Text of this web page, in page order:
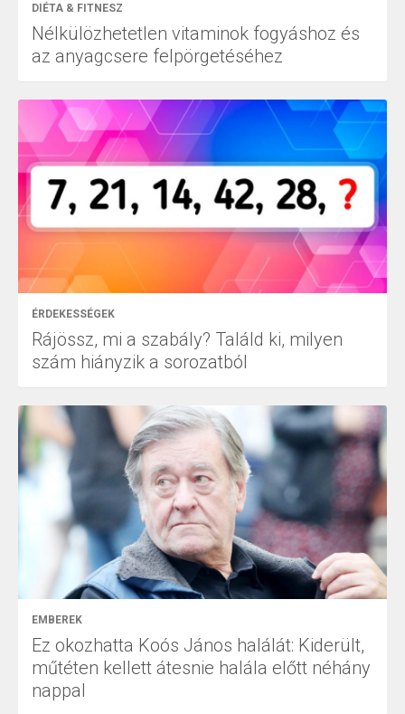
DIÉTA & FITNESZ
Nélkülözhetetlen vitaminok fogyáshoz és
az anyagcsere felpörgetéséhez
ÉRDEKESSÉGEK
Rájössz, mi a szabály? Találd ki, milyen
szám hiányzik a sorozatból
EMBEREK
Ez okozhatta Koós János halálát: Kiderült,
műtéten kellett átesnie halála előtt néhány
nappal